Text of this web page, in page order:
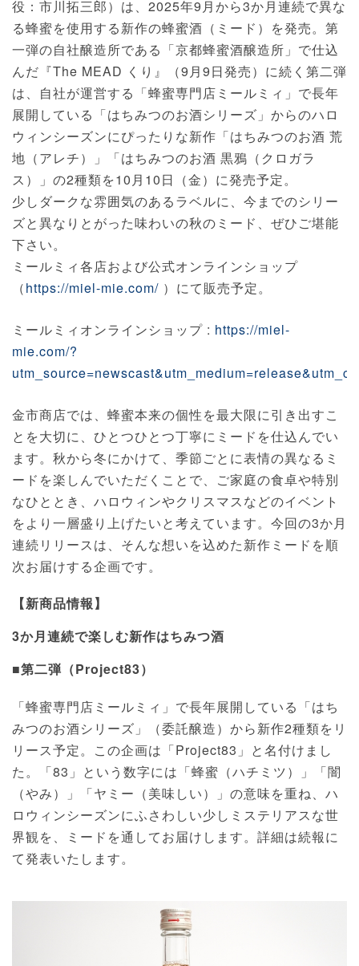
役：市川拓三郎）は、2025年9月から3か月連続で異な
る蜂蜜を使用する新作の蜂蜜酒（ミード）を発売。第
一弾の自社醸造所である「京都蜂蜜酒醸造所」で仕込
んだ『The MEAD くり』（9月9日発売）に続く第二弾
は、自社が運営する「蜂蜜専門店ミールミィ」で長年
展開している「はちみつのお酒シリーズ」からのハロ
ウィンシーズンにぴったりな新作「はちみつのお酒 荒
地（アレチ）」「はちみつのお酒 黒鴉（クロガラ
ス）」の2種類を10月10日（金）に発売予定。
少しダークな雰囲気のあるラベルに、今までのシリー
ズと異なりとがった味わいの秋のミード、ぜひご堪能
下さい。
ミールミィ各店および公式オンラインショップ
（https://miel-mie.com/ ）にて販売予定。
ミールミィオンラインショップ : https://miel-
mie.com/?
金市商店では、蜂蜜本来の個性を最大限に引き出すこ
とを大切に、ひとつひとつ丁寧にミードを仕込んでい
ます。秋から冬にかけて、季節ごとに表情の異なるミ
ードを楽しんでいただくことで、ご家庭の食卓や特別
なひととき、ハロウィンやクリスマスなどのイベント
をより一層盛り上げたいと考えています。今回の3か月
連続リリースは、そんな想いを込めた新作ミードを順
次お届けする企画です。
【新商品情報】
3か月連続で楽しむ新作はちみつ酒
■第二弾（Project83）
「蜂蜜専門店ミールミィ」で長年展開している「はち
みつのお酒シリーズ」（委託醸造）から新作2種類をリ
リース予定。この企画は「Project83」と名付けまし
た。「83」という数字には「蜂蜜（ハチミツ）」「闇
（やみ）」「ヤミー（美味しい）」の意味を重ね、ハ
ロウィンシーズンにふさわしい少しミステリアスな世
界観を、ミードを通してお届けします。詳細は続報に
て発表いたします。